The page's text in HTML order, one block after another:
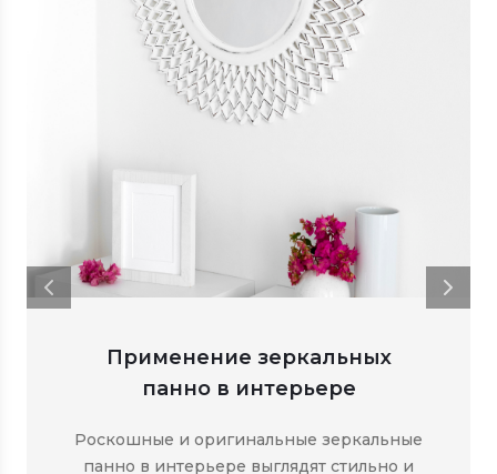
Применение зеркальных
панно в интерьере
Роскошные и оригинальные зеркальные
панно в интерьере выглядят стильно и